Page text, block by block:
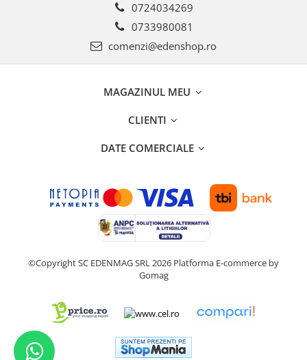
0724034269
0733980081
comenzi@edenshop.ro
MAGAZINUL MEU
CLIENTI
DATE COMERCIALE
©Copyright SC EDENMAG SRL 2026 Platforma E-commerce by
Gomag